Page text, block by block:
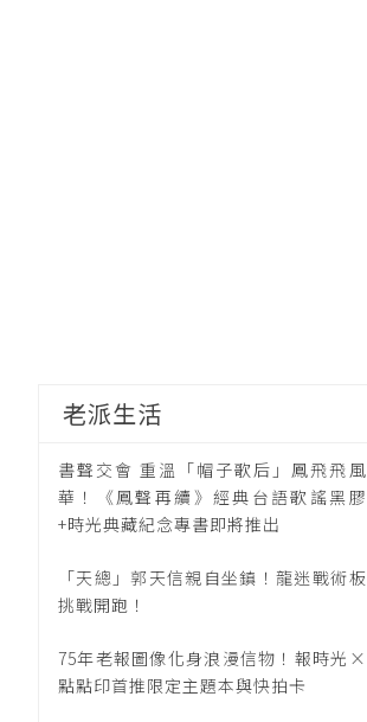
老派生活
書聲交會 重溫「帽子歌后」鳳飛飛風
華！《鳳聲再續》經典台語歌謠黑膠
+時光典藏紀念專書即將推出
「天總」郭天信親自坐鎮！龍迷戰術板
挑戰開跑！
75年老報圖像化身浪漫信物！報時光×
點點印首推限定主題本與快拍卡